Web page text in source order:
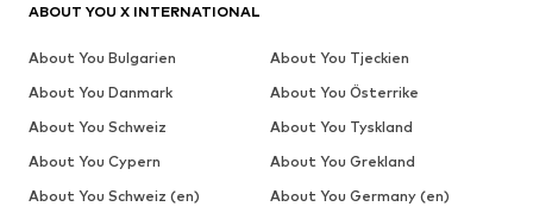
ABOUT YOU X INTERNATIONAL
About You Bulgarien
About You Tjeckien
About You Danmark
About You Österrike
About You Schweiz
About You Tyskland
About You Cypern
About You Grekland
About You Schweiz (en)
About You Germany (en)